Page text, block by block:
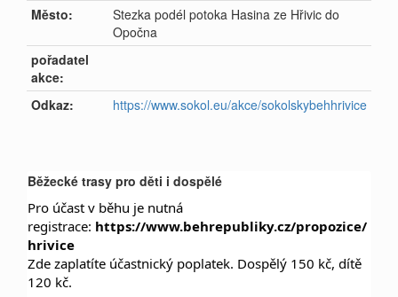
Město:
Stezka podél potoka Hasina ze Hřivic do
Opočna
pořadatel
akce:
Odkaz:
https://www.sokol.eu/akce/sokolskybehhrivice
Běžecké trasy pro děti i dospělé
Pro účast v běhu je nutná
registrace: https://www.behrepubliky.cz/propozice/
hrivice
Zde zaplatíte účastnický poplatek. Dospělý 150 kč, dítě
120 kč.